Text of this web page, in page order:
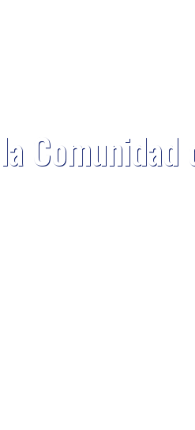
Comunidad